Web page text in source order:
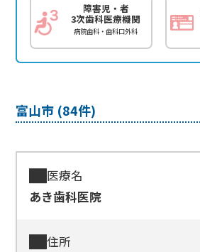
障害児・者
3次歯科医療機関
病院歯科・歯科口外科
富山市 (84件)
医療名
あき歯科医院
住所